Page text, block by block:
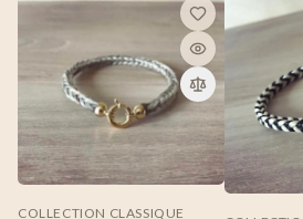
COLLECTION CLASSIQUE